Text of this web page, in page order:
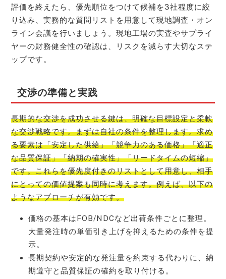
評価を終えたら、優先順位をつけて候補を3社程度に絞
り込み、実務的な質問リストを用意して現地調査・オン
ライン会議を行いましょう。現地工場の実査やサプライ
ヤーの財務健全性の確認は、リスクを減らす大切なステ
ップです。
交渉の準備と実践
長期的な交渉を成功させる鍵は、明確な目標設定と柔軟
な交渉戦略です。まずは自社の条件を整理します。求め
る要素は「安定した供給」「競争力のある価格」「適正
な品質保証」「納期の確実性」「リードタイムの短縮」
です。これらを優先度付きのリストとして用意し、相手
にとっての価値提案も同時に考えます。例えば、以下の
ようなアプローチが有効です。
価格の基本はFOB/NDCなど出荷条件ごとに整理。
大量発注時の単価引き上げを抑えるための条件を提
示。
長期契約や安定的な発注量を約束する代わりに、納
期遵守と品質保証の確約を取り付ける。